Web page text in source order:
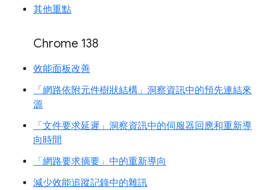
其他重點
Chrome 138
效能面板改善
「網路依附元件樹狀結構」洞察資訊中的預先連結來
源
「文件要求延遲」洞察資訊中的伺服器回應和重新導
向時間
「網路要求摘要」中的重新導向
減少效能追蹤記錄中的雜訊